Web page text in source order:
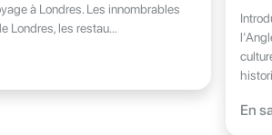
à Londres. Les innombrables
Londres, les restau...
En